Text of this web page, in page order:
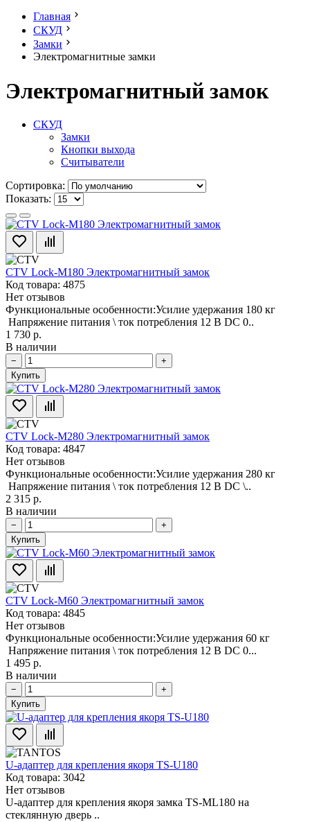
Главная
СКУД
Замки
Электромагнитные замки
Электромагнитный замок
СКУД
Замки
Кнопки выхода
Считыватели
Сортировка:
Показать:
CTV Lock-M180 Электромагнитный замок
Код товара: 4875
Нет отзывов
Функциональные особенности:Усилие удержания 180 кг
Напряжение питания \ ток потребления 12 В DC 0..
1 730 р.
В наличии
−
+
Купить
CTV Lock-M280 Электромагнитный замок
Код товара: 4847
Нет отзывов
Функциональные особенности:Усилие удержания 280 кг
Напряжение питания \ ток потребления 12 В DC \..
2 315 р.
В наличии
−
+
Купить
CTV Lock-M60 Электромагнитный замок
Код товара: 4845
Нет отзывов
Функциональные особенности:Усилие удержания 60 кг
Напряжение питания \ ток потребления 12 В DC 0...
1 495 р.
В наличии
−
+
Купить
U-адаптер для крепления якоря TS-U180
Код товара: 3042
Нет отзывов
U-адаптер для крепления якоря замка TS-ML180 на
стеклянную дверь ..